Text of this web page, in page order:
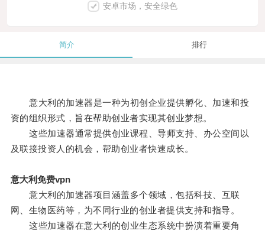
安卓市场，安全绿色
简介 排行
意大利的加速器是一种为初创企业提供孵化、加速和投
资的组织形式，旨在帮助创业者实现其创业梦想。
这些加速器通常提供创业课程、导师支持、办公空间以
及联接投资人的机会，帮助创业者快速成长。
意大利免费vpn
意大利的加速器项目涵盖多个领域，包括科技、互联
网、生物医药等，为不同行业的创业者提供支持和指导。
这些加速器在意大利的创业生态系统中扮演着重要角